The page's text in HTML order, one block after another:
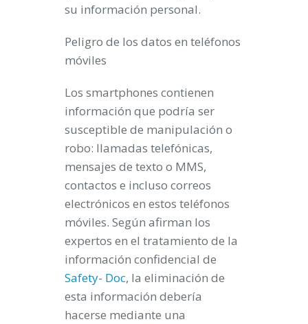
su información personal.
Peligro de los datos en teléfonos
móviles
Los smartphones contienen
información que podría ser
susceptible de manipulación o
robo: llamadas telefónicas,
mensajes de texto o MMS,
contactos e incluso correos
electrónicos en estos teléfonos
móviles. Según afirman los
expertos en el tratamiento de la
información confidencial de
Safety- Doc, la eliminación de
esta información debería
hacerse mediante una